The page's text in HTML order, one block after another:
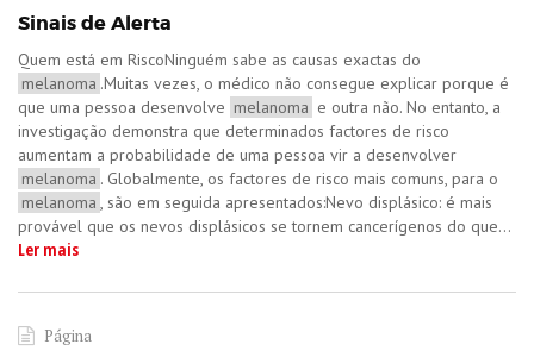
Sinais de Alerta
Quem está em RiscoNinguém sabe as causas exactas do
melanoma .Muitas vezes, o médico não consegue explicar porque é
que uma pessoa desenvolve melanoma e outra não. No entanto, a
investigação demonstra que determinados factores de risco
aumentam a probabilidade de uma pessoa vir a desenvolver
melanoma . Globalmente, os factores de risco mais comuns, para o
melanoma , são em seguida apresentados:Nevo displásico: é mais
provável que os nevos displásicos se tornem cancerígenos do que...
Ler mais
Página